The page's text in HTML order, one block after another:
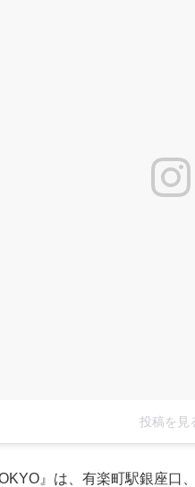
投稿を見
』は、有楽町駅銀座口